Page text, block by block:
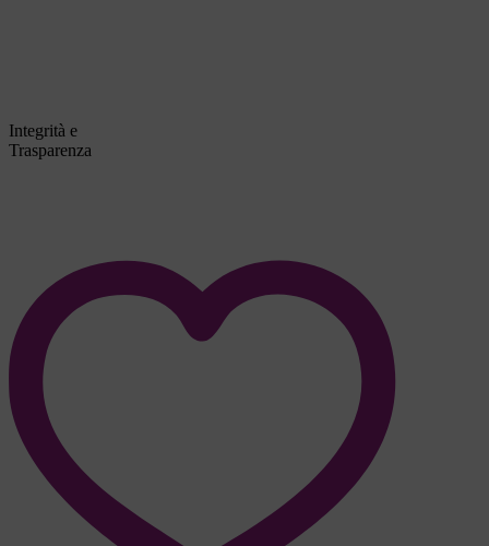
Integrità e
Trasparenza